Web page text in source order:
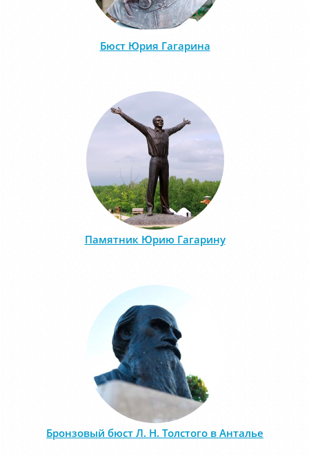
Бюст Юрия Гагарина
Памятник Юрию Гагарину
Бронзовый бюст Л. Н. Толстого в Анталье